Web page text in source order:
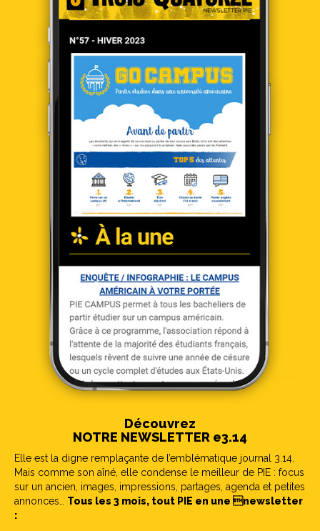
Découvrez
NOTRE NEWSLETTER e3.14
Elle est la digne remplaçante de l’emblématique journal 3.14.
Mais comme son aîné, elle condense le meilleur de PIE : focus
sur un ancien, images, impressions, partages, agenda et petites
annonces… Tous les 3 mois, tout PIE en une newsletter
: